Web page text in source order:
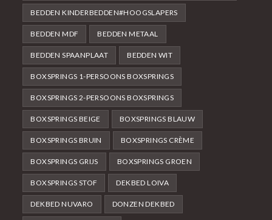
BEDDEN KINDERBEDDEN#HOOGSLAPERS
BEDDEN MDF BEDDEN METAAL
BEDDEN SPAANPLAAT BEDDEN WIT
BOXSPRINGS 1-PERSOONS BOXSPRINGS
BOXSPRINGS 2-PERSOONS BOXSPRINGS
BOXSPRINGS BEIGE BOXSPRINGS BLAUW
BOXSPRINGS BRUIN BOXSPRINGS CRÈME
BOXSPRINGS GRIJS BOXSPRINGS GROEN
BOXSPRINGS STOF DEKBED LOIVA
DEKBED NUVARO DONZEN DEKBED